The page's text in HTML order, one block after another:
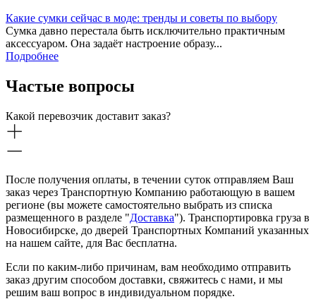
Какие сумки сейчас в моде: тренды и советы по выбору
Сумка давно перестала быть исключительно практичным
аксессуаром. Она задаёт настроение образу...
Подробнее
Частые вопросы
Какой перевозчик доставит заказ?
После получения оплаты, в течении суток отправляем Ваш
заказ через Транспортную Компанию работающую в вашем
регионе (вы можете самостоятельно выбрать из списка
размещенного в разделе "Доставка"). Транспортировка груза в
Новосибирске, до дверей Транспортных Компаний указанных
на нашем сайте, для Вас бесплатна.
Если по каким-либо причинам, вам необходимо отправить
заказ другим способом доставки, свяжитесь с нами, и мы
решим ваш вопрос в индивидуальном порядке.